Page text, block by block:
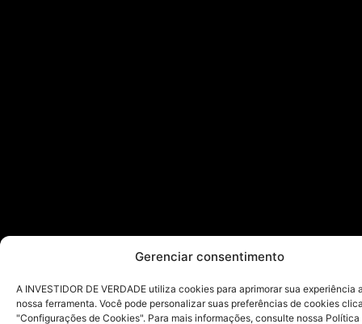
Gerenciar consentimento
A INVESTIDOR DE VERDADE utiliza cookies para aprimorar sua experiência
nossa ferramenta. Você pode personalizar suas preferências de cookies
"Configurações de Cookies". Para mais informações, consulte nossa Política